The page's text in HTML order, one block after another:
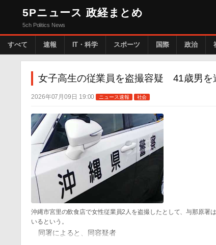
5Pニュース 政経まとめ
5ch Politics News
すべて 速報 IT・科学 スポーツ 国際 政治
女子高生の従業員を盗撮容疑 41歳男
2026年07月09日 19:00 ニュース速報 社会
沖縄市宮里の飲食店で女性従業員2人を盗撮したとして、与那原署
いるという。
同署によると、同容疑者